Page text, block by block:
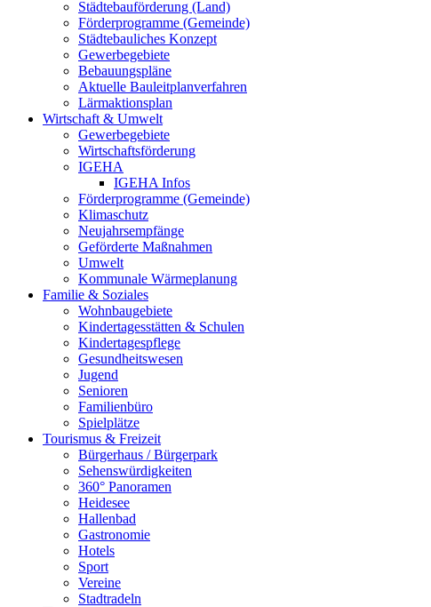
Städtebauförderung (Land)
Förderprogramme (Gemeinde)
Städtebauliches Konzept
Gewerbegebiete
Bebauungspläne
Aktuelle Bauleitplanverfahren
Lärmaktionsplan
Wirtschaft & Umwelt
Gewerbegebiete
Wirtschaftsförderung
IGEHA
IGEHA Infos
Förderprogramme (Gemeinde)
Klimaschutz
Neujahrsempfänge
Geförderte Maßnahmen
Umwelt
Kommunale Wärmeplanung
Familie & Soziales
Wohnbaugebiete
Kindertagesstätten & Schulen
Kindertagespflege
Gesundheitswesen
Jugend
Senioren
Familienbüro
Spielplätze
Tourismus & Freizeit
Bürgerhaus / Bürgerpark
Sehenswürdigkeiten
360° Panoramen
Heidesee
Hallenbad
Gastronomie
Hotels
Sport
Vereine
Stadtradeln